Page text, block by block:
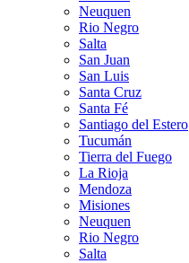
Neuquen
Rio Negro
Salta
San Juan
San Luis
Santa Cruz
Santa Fé
Santiago del Estero
Tucumán
Tierra del Fuego
La Rioja
Mendoza
Misiones
Neuquen
Rio Negro
Salta